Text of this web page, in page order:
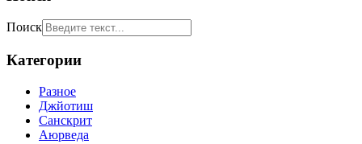
Поиск
Категории
Разное
Джйотиш
Санскрит
Аюрведа